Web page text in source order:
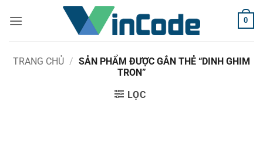
qua
0
TRANG CHỦ / SẢN PHẨM ĐƯỢC GẮN THẺ “DINH GHIM
TRON”
LỌC